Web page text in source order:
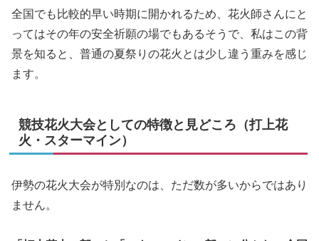
全国でも比較的早い時期に開かれるため、花火師さんにと
ってはその年の安全祈願の場でもあるそうで、私はこの背
景を知ると、普通の夏祭りの花火とは少し違う重みを感じ
ます。
競技花火大会としての特徴と見どころ（打上花
火・スターマイン）
伊勢の花火大会が特別なのは、ただ数が多いからではあり
ません。